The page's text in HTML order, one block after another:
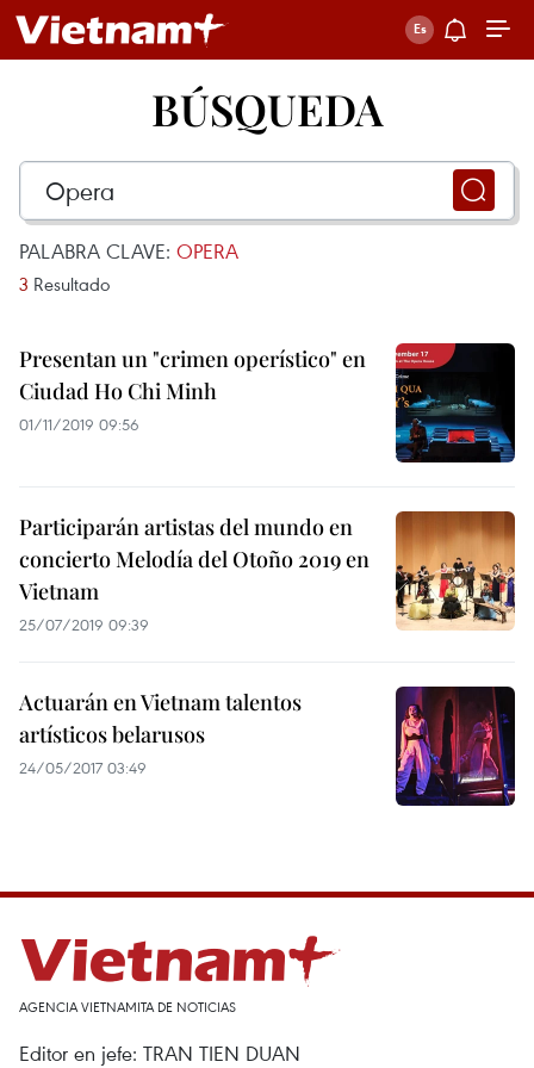
BÚSQUEDA
PALABRA CLAVE: OPERA
3 Resultado
Presentan un "crimen operístico" en
Ciudad Ho Chi Minh
01/11/2019 09:56
Participarán artistas del mundo en
concierto Melodía del Otoño 2019 en
Vietnam
25/07/2019 09:39
Actuarán en Vietnam talentos
artísticos belarusos
24/05/2017 03:49
AGENCIA VIETNAMITA DE NOTICIAS
Editor en jefe: TRAN TIEN DUAN